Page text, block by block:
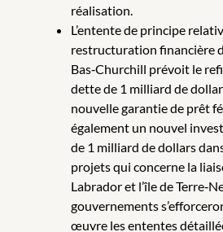
réalisation.
L’entente de principe
restructuration financière
Bas‑Churchill prévoit le
dette de 1 milliard de
nouvelle garantie de prêt
également un nouvel
de 1 milliard de dollars
projets qui concerne la
Labrador et l’île de
gouvernements
œuvre les ententes